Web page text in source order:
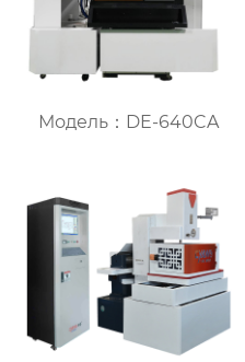
Модель：DE-640CA